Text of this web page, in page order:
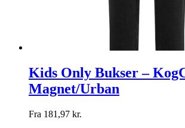
Kids Only Bukser –
Magnet/Urban
Fra 181,97 kr.